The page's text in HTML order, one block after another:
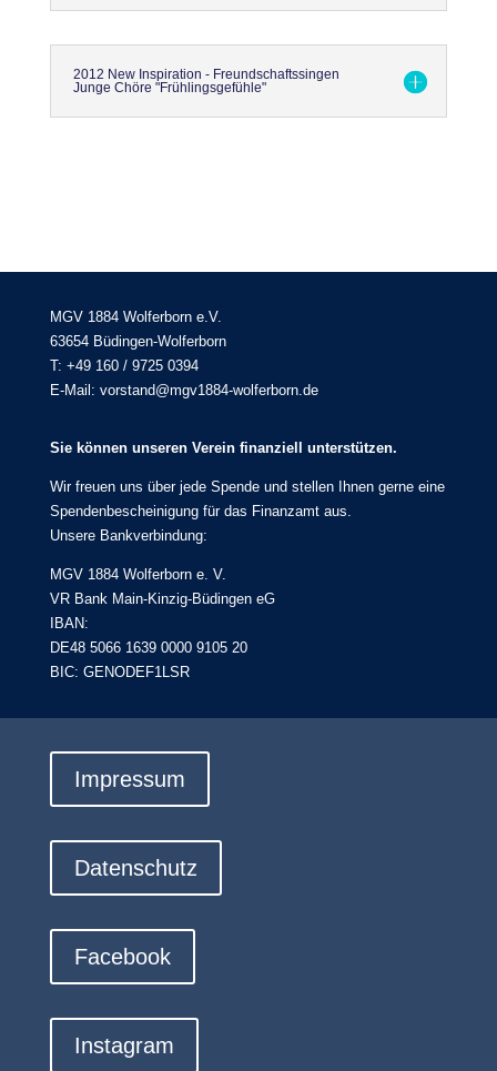
2012 New Inspiration - Freundschaftssingen
Junge Chöre "Frühlingsgefühle"
MGV 1884 Wolferborn e.V.
63654 Büdingen-Wolferborn
T: +49 160 / 9725 0394
E-Mail: vorstand@mgv1884-wolferborn.de
Sie können unseren Verein finanziell unterstützen.
Wir freuen uns über jede Spende und stellen Ihnen gerne eine
Spendenbescheinigung für das Finanzamt aus.
Unsere Bankverbindung:
MGV 1884 Wolferborn e. V.
VR Bank Main-Kinzig-Büdingen eG
IBAN:
DE48 5066 1639 0000 9105 20
BIC: GENODEF1LSR
Impressum
Datenschutz
Facebook
Instagram